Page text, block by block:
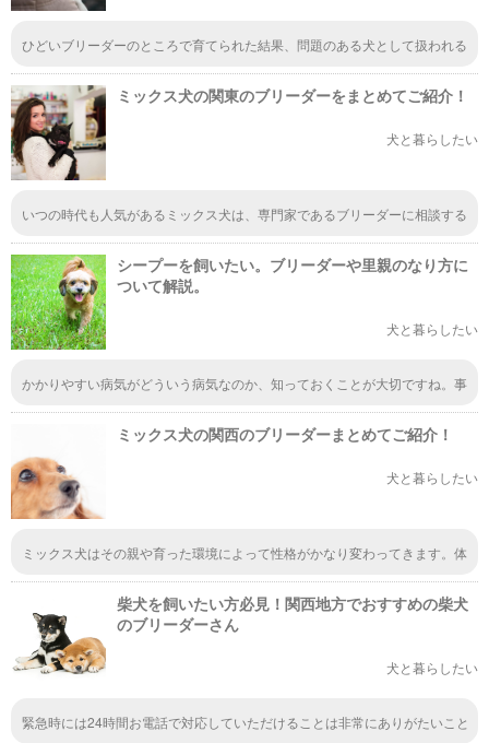
ひどいブリーダーのところで育てられた結果、問題のある犬として扱われる
境によって、そんな扱いを受けることがないようにしてほしいものです。
ミックス犬の関東のブリーダーをまとめてご紹介！
犬と暮らしたい
いつの時代も人気があるミックス犬は、専門家であるブリーダーに相談する
性格や育った環境が子犬の性格にも影響するので、まずは現地で確認がおす
すめかも。
シープーを飼いたい。ブリーダーや里親のなり方に
ついて解説。
犬と暮らしたい
かかりやすい病気がどういう病気なのか、知っておくことが大切ですね。事
ると思うのです。ある程度は知識を持っておかねばなりませんね。
ミックス犬の関西のブリーダーまとめてご紹介！
犬と暮らしたい
ミックス犬はその親や育った環境によって性格がかなり変わってきます。体
て相談するのがいいと思います。ブリーダーさんの人間性も確認しておきた
い項目の一つです。柴犬を飼いたい方必見！関西地方でおすすめの柴犬
のブリーダーさん
犬と暮らしたい
緊急時には24時間お電話で対応していただけることは非常にありがたいこと